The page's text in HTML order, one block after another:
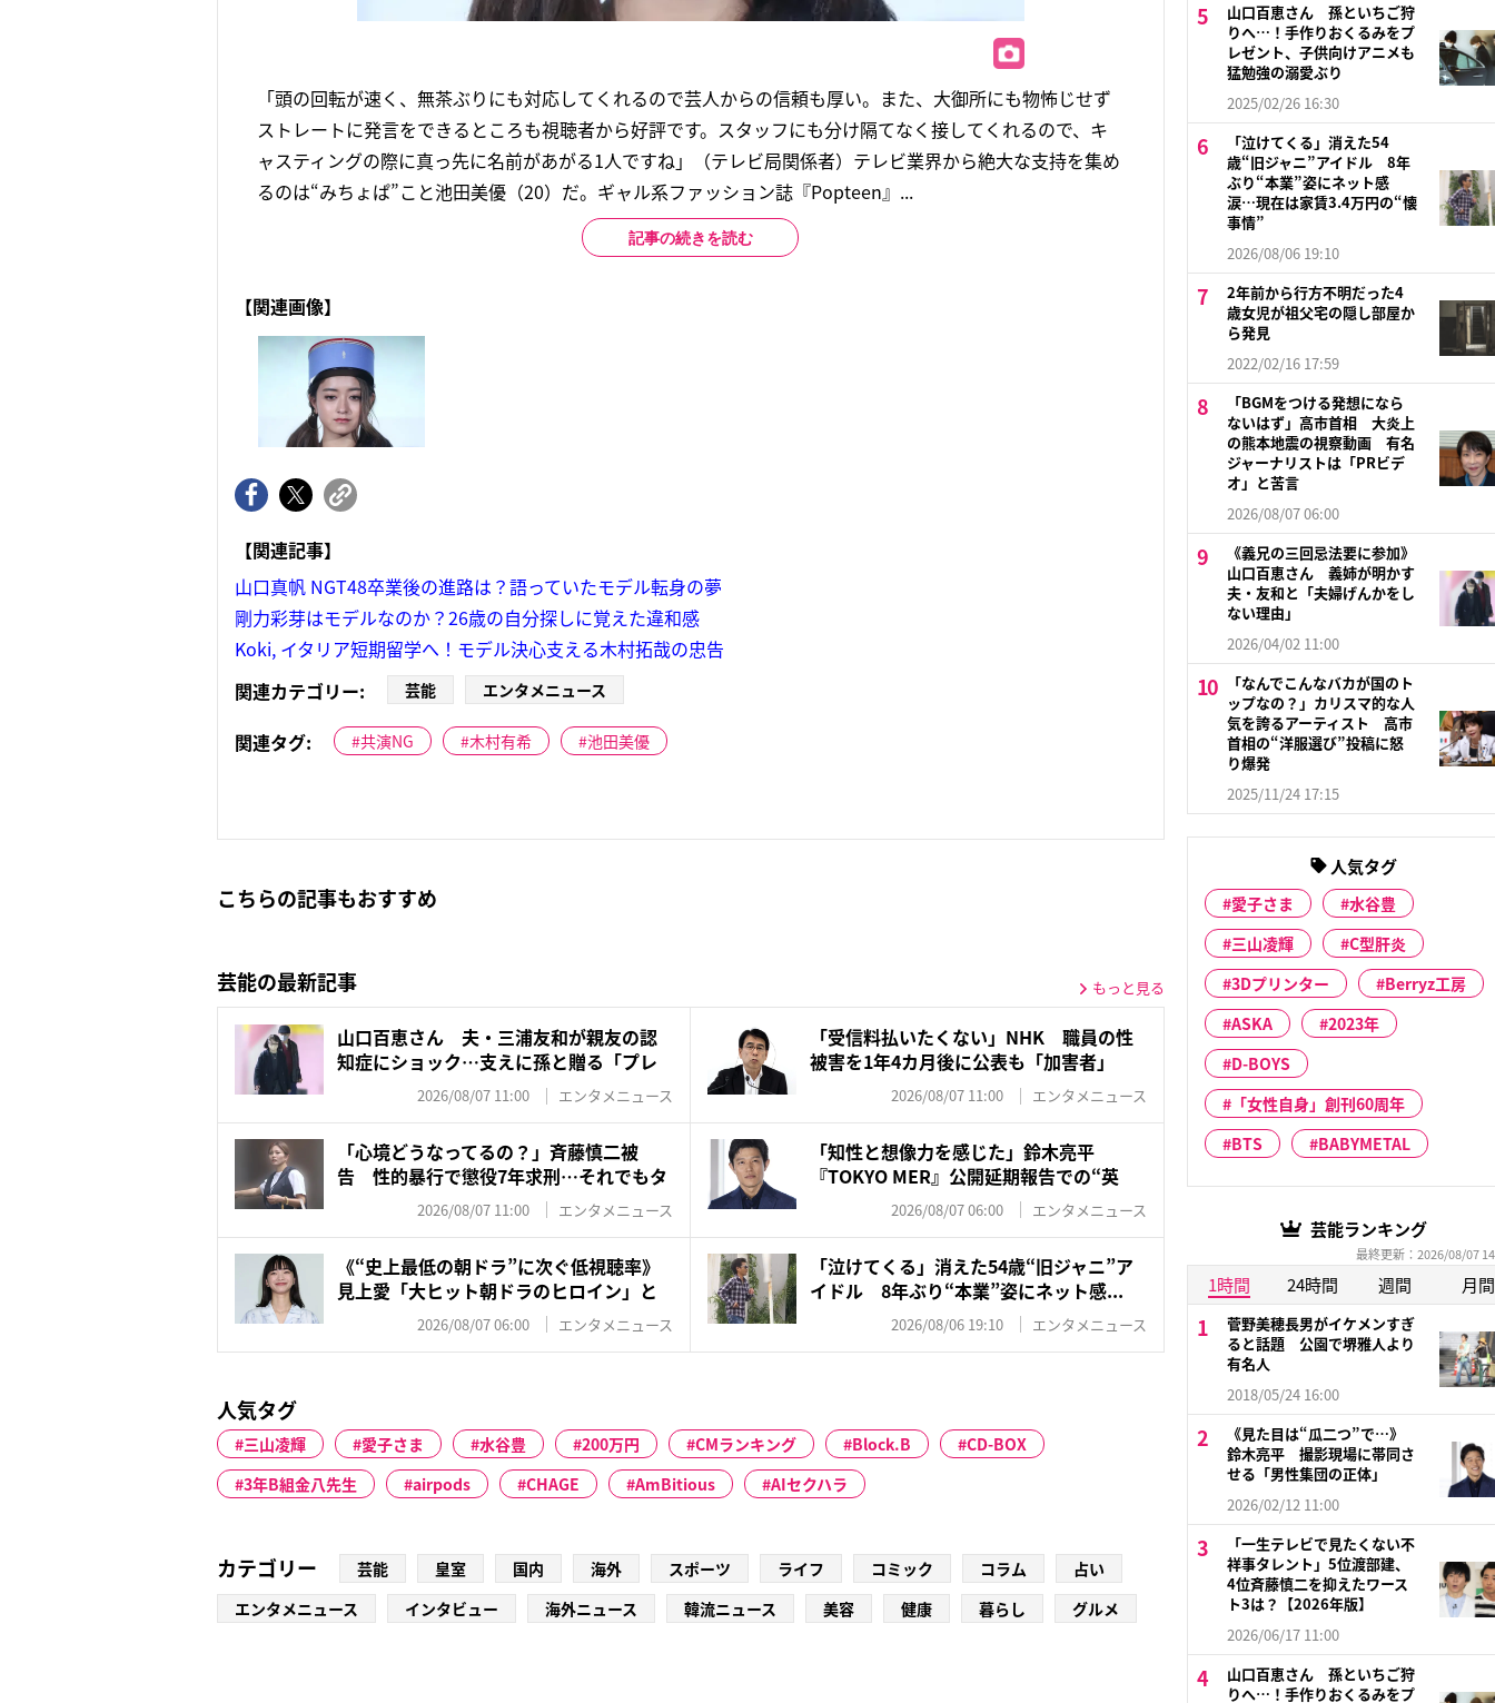
「頭の回転が速く、無茶ぶりにも対応してくれるので芸人からの信頼も厚い。また、大御所にも物怖じせず
ストレートに発言をできるところも視聴者から好評です。スタッフにも分け隔てなく接してくれるので、キ
ャスティングの際に真っ先に名前があがる1人ですね」（テレビ局関係者）テレビ業界から絶大な支持を集め
るのは“みちょぱ”こと池田美優（20）だ。ギャル系ファッション誌『Popteen』...
記事の続きを読む
【関連画像】
【関連記事】
山口真帆 NGT48卒業後の進路は？語っていたモデル転身の夢
剛力彩芽はモデルなのか？26歳の自分探しに覚えた違和感
Koki, イタリア短期留学へ！モデル決心支える木村拓哉の忠告
関連カテゴリー:
芸能 エンタメニュース
関連タグ: 共演NG 木村有希 池田美優
こちらの記事もおすすめ
芸能の最新記事 もっと見る
山口百恵さん 夫・三浦友和が親友の認
知症にショック…支えに孫と贈る「プレ
2026/08/07 11:00 エンタメニュース
「受信料払いたくない」NHK 職員の性
被害を1年4カ月後に公表も「加害者」
2026/08/07 11:00 エンタメニュース
「心境どうなってるの？」斉藤慎二被
告 性的暴行で懲役7年求刑…それでもタ
2026/08/07 11:00 エンタメニュース
「知性と想像力を感じた」鈴木亮平
『TOKYO MER』公開延期報告での“英
2026/08/07 06:00 エンタメニュース
《“史上最低の朝ドラ”に次ぐ低視聴率》
見上愛「大ヒット朝ドラのヒロイン」と
2026/08/07 06:00 エンタメニュース
「泣けてくる」消えた54歳“旧ジャニ”ア
イドル 8年ぶり“本業”姿にネット感...
2026/08/06 19:10 エンタメニュース
人気タグ
三山凌輝 愛子さま 水谷豊 200万円 CMランキング Block.B
CD-BOX
3年B組金八先生
airpods CHAGE AmBitious AIセクハラ
カテゴリー 芸能 皇室 国内 海外 スポーツ ライフ コミック コラム
占い
エンタメニュース
インタビュー 海外ニュース 韓流ニュース 美容 健康 暮らし グルメ
山口百恵さん 孫といちご狩
りへ…！手作りおくるみをプ
レゼント、子供向けアニメも
猛勉強の溺愛ぶり
2025/02/26 16:30
「泣けてくる」消えた54
歳“旧ジャニ”アイドル 8年
ぶり“本業”姿にネット感
涙…現在は家賃3.4万円の“懐
事情”
2026/08/06 19:10
2年前から行方不明だった4
歳女児が祖父宅の隠し部屋か
ら発見
2022/02/16 17:59
「BGMをつける発想になら
ないはず」高市首相 大炎上
の熊本地震の視察動画 有名
ジャーナリストは「PRビデ
オ」と苦言
2026/08/07 06:00
《義兄の三回忌法要に参加》
山口百恵さん 義姉が明かす
夫・友和と「夫婦げんかをし
ない理由」
2026/04/02 11:00
「なんでこんなバカが国のト
ップなの？」カリスマ的な人
気を誇るアーティスト 高市
首相の“洋服選び”投稿に怒
り爆発
2025/11/24 17:15
人気タグ
愛子さま
水谷豊
三山凌輝
C型肝炎
3Dプリンター
Berryz工房
ASKA
2023年
D-BOYS
「女性自身」創刊60周年
BTS
BABYMETAL
芸能ランキング
最終更新：2026/08/07
1時間 24時間 週間 月間
菅野美穂長男がイケメンすぎ
ると話題 公園で堺雅人より
有名人
2018/05/24 16:00
《見た目は“瓜二つ”で…》
鈴木亮平 撮影現場に帯同さ
せる「男性集団の正体」
2026/02/12 11:00
「一生テレビで見たくない不
祥事タレント」5位渡部建、
4位斉藤慎二を抑えたワース
ト3は？【2026年版】
2026/06/17 11:00
山口百恵さん 孫といちご狩
りへ…！手作りおくるみをプ